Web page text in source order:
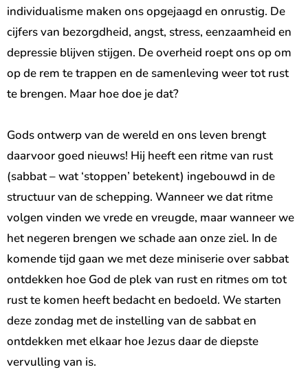
individualisme maken ons opgejaagd en onrustig. De
cijfers van bezorgdheid, angst, stress, eenzaamheid en
depressie blijven stijgen. De overheid roept ons op om
op de rem te trappen en de samenleving weer tot rust
te brengen. Maar hoe doe je dat?
Gods ontwerp van de wereld en ons leven brengt
daarvoor goed nieuws! Hij heeft een ritme van rust
(sabbat – wat ‘stoppen’ betekent) ingebouwd in de
structuur van de schepping. Wanneer we dat ritme
volgen vinden we vrede en vreugde, maar wanneer we
het negeren brengen we schade aan onze ziel. In de
komende tijd gaan we met deze miniserie over sabbat
ontdekken hoe God de plek van rust en ritmes om tot
rust te komen heeft bedacht en bedoeld. We starten
deze zondag met de instelling van de sabbat en
ontdekken met elkaar hoe Jezus daar de diepste
vervulling van is.